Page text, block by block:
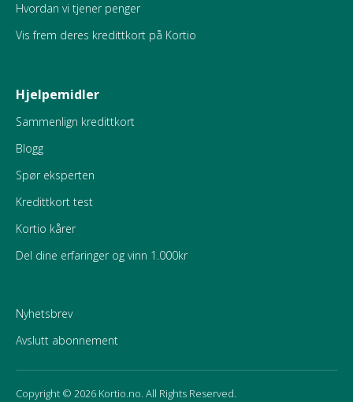
Hvordan vi tjener penger
Vis frem deres kredittkort på Kortio
Hjelpemidler
Sammenlign kredittkort
Blogg
Spør eksperten
Kredittkort test
Kortio kårer
Del dine erfaringer og vinn 1.000kr
Nyhetsbrev
Avslutt abonnement
Copyright © 2026 Kortio.no. All Rights Reserved.